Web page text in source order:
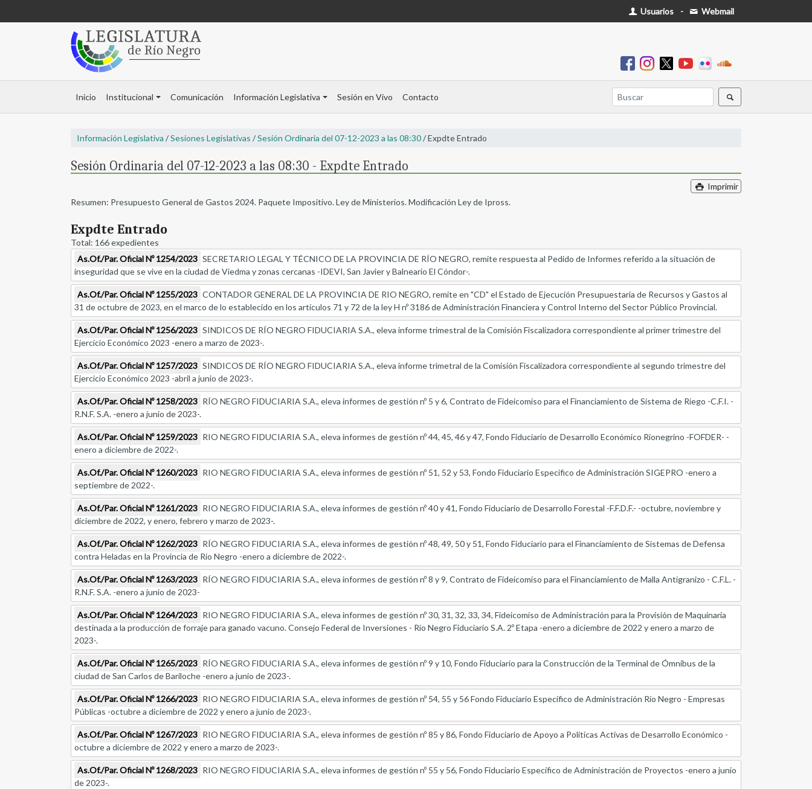
Usuarios - Webmail
Inicio Institucional Comunicación Información Legislativa Sesión en Vivo Contacto
Información Legislativa /Sesiones Legislativas /Sesión Ordinaria del 07-12-2023 a las 08:30/ Expdte Entrado
Sesión Ordinaria del 07-12-2023 a las 08:30 - Expdte Entrado
Imprimir
Resumen: Presupuesto General de Gastos 2024. Paquete Impositivo. Ley de Ministerios. Modificación Ley de Ipross.
Expdte Entrado
Total: 166 expedientes
As.Of./Par. Oficial Nº 1254/2023 SECRETARIO LEGAL Y TÉCNICO DE LA PROVINCIA DE RÍO NEGRO, remite respuesta al Pedido de Informes referido a la situación de
inseguridad que se vive en la ciudad de Viedma y zonas cercanas -IDEVI, San Javier y Balneario El Cóndor-.
As.Of./Par. Oficial Nº 1255/2023 CONTADOR GENERAL DE LA PROVINCIA DE RIO NEGRO, remite en "CD" el Estado de Ejecución Presupuestaria de Recursos y Gastos al
31 de octubre de 2023, en el marco de lo establecido en los artículos 71 y 72 de la ley H nº 3186 de Administración Financiera y Control Interno del Sector Público Provincial.
As.Of./Par. Oficial Nº 1256/2023 SINDICOS DE RÍO NEGRO FIDUCIARIA S.A., eleva informe trimestral de la Comisión Fiscalizadora correspondiente al primer trimestre del
Ejercicio Económico 2023 -enero a marzo de 2023-.
As.Of./Par. Oficial Nº 1257/2023 SINDICOS DE RÍO NEGRO FIDUCIARIA S.A., eleva informe trimetral de la Comisión Fiscalizadora correspondiente al segundo trimestre del
Ejercicio Económico 2023 -abril a junio de 2023-.
As.Of./Par. Oficial Nº 1258/2023 RÍO NEGRO FIDUCIARIA S.A., eleva informes de gestión nº 5 y 6, Contrato de Fideicomiso para el Financiamiento de Sistema de Riego -C.F.I. -
R.N.F. S.A. -enero a junio de 2023-.
As.Of./Par. Oficial Nº 1259/2023 RIO NEGRO FIDUCIARIA S.A., eleva informes de gestión nº 44, 45, 46 y 47, Fondo Fiduciario de Desarrollo Económico Rionegrino -FOFDER- -
enero a diciembre de 2022-.
As.Of./Par. Oficial Nº 1260/2023 RIO NEGRO FIDUCIARIA S.A., eleva informes de gestión nº 51, 52 y 53, Fondo Fiduciario Específico de Administración SIGEPRO -enero a
septiembre de 2022-.
As.Of./Par. Oficial Nº 1261/2023 RIO NEGRO FIDUCIARIA S.A., eleva informes de gestión nº 40 y 41, Fondo Fiduciario de Desarrollo Forestal -F.F.D.F.- -octubre, noviembre y
diciembre de 2022, y enero, febrero y marzo de 2023-.
As.Of./Par. Oficial Nº 1262/2023 RÍO NEGRO FIDUCIARIA S.A., eleva informes de gestión nº 48, 49, 50 y 51, Fondo Fiduciario para el Financiamiento de Sistemas de Defensa
contra Heladas en la Provincia de Río Negro -enero a diciembre de 2022-.
As.Of./Par. Oficial Nº 1263/2023 RÍO NEGRO FIDUCIARIA S.A., eleva informes de gestión nº 8 y 9, Contrato de Fideicomiso para el Financiamiento de Malla Antigranizo - C.F.L. -
R.N.F. S.A. -enero a junio de 2023-
As.Of./Par. Oficial Nº 1264/2023 RIO NEGRO FIDUCIARIA S.A., eleva informes de gestión nº 30, 31, 32, 33, 34, Fideicomiso de Administración para la Provisión de Maquinaria
destinada a la producción de forraje para ganado vacuno. Consejo Federal de Inversiones - Río Negro Fiduciario S.A. 2º Etapa -enero a diciembre de 2022 y enero a marzo de
2023-.
As.Of./Par. Oficial Nº 1265/2023 RÍO NEGRO FIDUCIARIA S.A., eleva informes de gestión nº 9 y 10, Fondo Fiduciario para la Construcción de la Terminal de Ómnibus de la
ciudad de San Carlos de Bariloche -enero a junio de 2023-.
As.Of./Par. Oficial Nº 1266/2023 RIO NEGRO FIDUCIARIA S.A., eleva informes de gestión nº 54, 55 y 56 Fondo Fiduciario Específico de Administración Río Negro - Empresas
Públicas -octubre a diciembre de 2022 y enero a junio de 2023-.
As.Of./Par. Oficial Nº 1267/2023 RIO NEGRO FIDUCIARIA S.A., eleva informes de gestión nº 85 y 86, Fondo Fiduciario de Apoyo a Políticas Activas de Desarrollo Económico -
octubre a diciembre de 2022 y enero a marzo de 2023-.
As.Of./Par. Oficial Nº 1268/2023 RIO NEGRO FIDUCIARIA S.A., eleva informes de gestión nº 55 y 56, Fondo Fiduciario Específico de Administración de Proyectos -enero a junio
de 2023-.